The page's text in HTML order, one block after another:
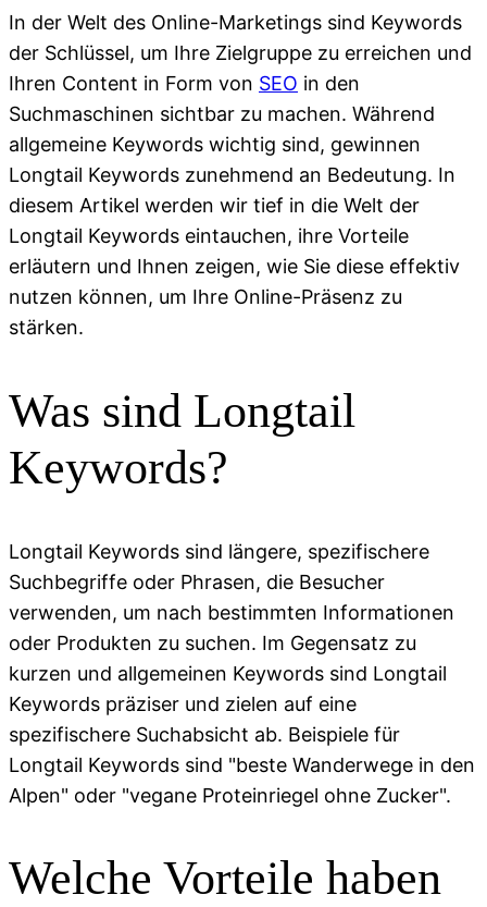
In der Welt des Online-Marketings sind Keywords
der Schlüssel, um Ihre Zielgruppe zu erreichen und
Ihren Content in Form von SEO in den
Suchmaschinen sichtbar zu machen. Während
allgemeine Keywords wichtig sind, gewinnen
Longtail Keywords zunehmend an Bedeutung. In
diesem Artikel werden wir tief in die Welt der
Longtail Keywords eintauchen, ihre Vorteile
erläutern und Ihnen zeigen, wie Sie diese effektiv
nutzen können, um Ihre Online-Präsenz zu
stärken.
Was sind Longtail
Keywords?
Longtail Keywords sind längere, spezifischere
Suchbegriffe oder Phrasen, die Besucher
verwenden, um nach bestimmten Informationen
oder Produkten zu suchen. Im Gegensatz zu
kurzen und allgemeinen Keywords sind Longtail
Keywords präziser und zielen auf eine
spezifischere Suchabsicht ab. Beispiele für
Longtail Keywords sind "beste Wanderwege in den
Alpen" oder "vegane Proteinriegel ohne Zucker".
Welche Vorteile haben